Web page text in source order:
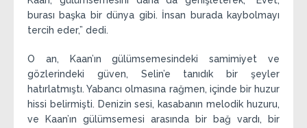
burası başka bir dünya gibi. İnsan burada kaybolmayı
tercih eder,” dedi.
O an, Kaan’ın gülümsemesindeki samimiyet ve
gözlerindeki güven, Selin’e tanıdık bir şeyler
hatırlatmıştı. Yabancı olmasına rağmen, içinde bir huzur
hissi belirmişti. Denizin sesi, kasabanın melodik huzuru,
ve Kaan’ın gülümsemesi arasında bir bağ vardı, bir